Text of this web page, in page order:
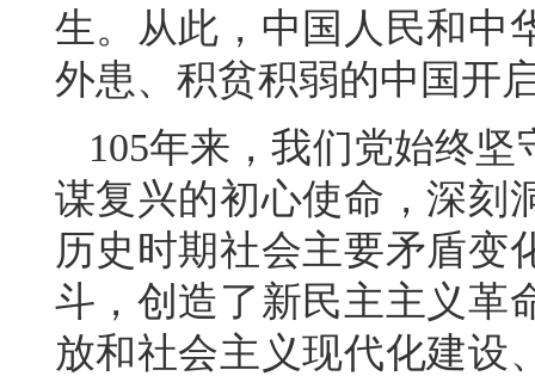
生。从此，中国人民和中
外患、积贫积弱的中国开
105年来，我们党始终
谋复兴的初心使命，深刻
历史时期社会主要矛盾变
斗，创造了新民主主义革
放和社会主义现代化建设